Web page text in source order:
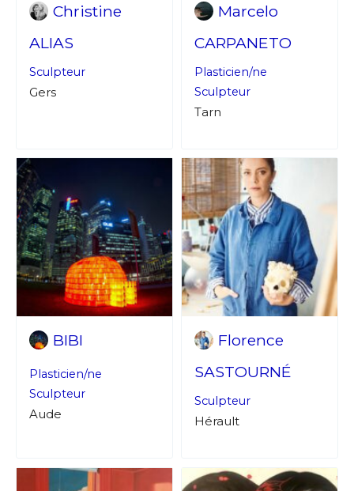
Christine
ALIAS
Sculpteur
Gers
Marcelo
CARPANETO
Plasticien/ne
Sculpteur
Tarn
BIBI
Plasticien/ne
Sculpteur
Aude
Florence
SASTOURNÉ
Sculpteur
Hérault